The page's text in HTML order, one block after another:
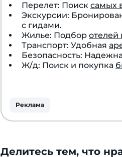
Перелет: Поиск самых
Экскурсии:
с гидами.
Жилье: Подбор отелей
Транспорт: Удобная
Безопасность:
Ж/д: Поиск и покупка
Реклама
Делитесь тем, что